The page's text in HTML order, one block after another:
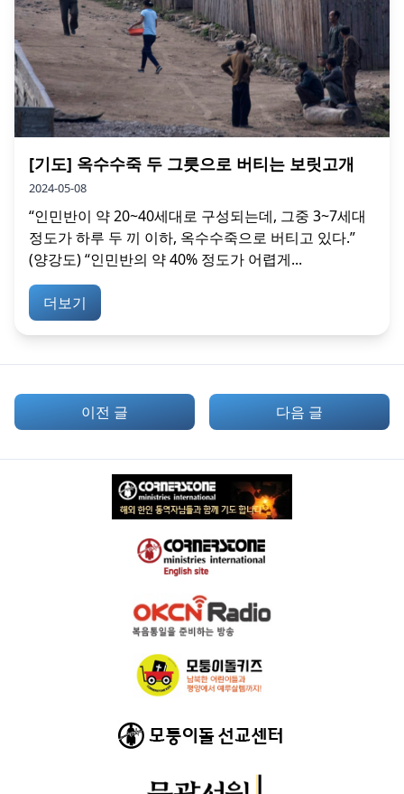
[기도] 옥수수죽 두 그릇으로 버티는 보릿고개
2024-05-08
“인민반이 약 20~40세대로 구성되는데, 그중 3~7세대
정도가 하루 두 끼 이하, 옥수수죽으로 버티고 있다.”
(양강도) “인민반의 약 40% 정도가 어렵게...
더보기
이전 글 다음 글